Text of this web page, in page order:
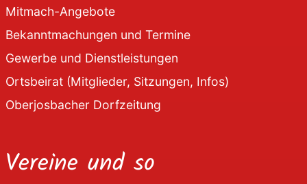
Mitmach-Angebote
Bekanntmachungen und Termine
Gewerbe und Dienstleistungen
Ortsbeirat (Mitglieder, Sitzungen, Infos)
Oberjosbacher Dorfzeitung
Vereine und so